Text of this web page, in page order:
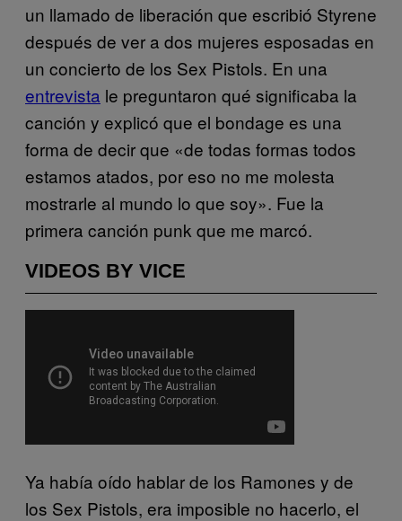
un llamado de liberación que escribió Styrene
después de ver a dos mujeres esposadas en
un concierto de los Sex Pistols. En una
entrevista le preguntaron qué significaba la
canción y explicó que el bondage es una
forma de decir que «de todas formas todos
estamos atados, por eso no me molesta
mostrarle al mundo lo que soy». Fue la
primera canción punk que me marcó.
VIDEOS BY VICE
Ya había oído hablar de los Ramones y de
los Sex Pistols, era imposible no hacerlo, el